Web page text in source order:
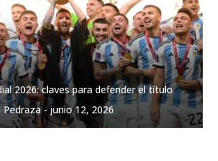
2026: claves para defender el título
Pedraza -junio 12, 2026